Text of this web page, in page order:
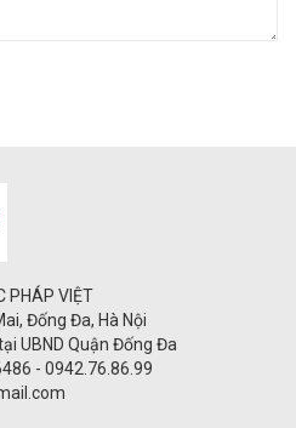
PHÁP VIỆT
Đống Đa, Hà Nội
UBND Quận Đống Đa
- 0942.76.86.99